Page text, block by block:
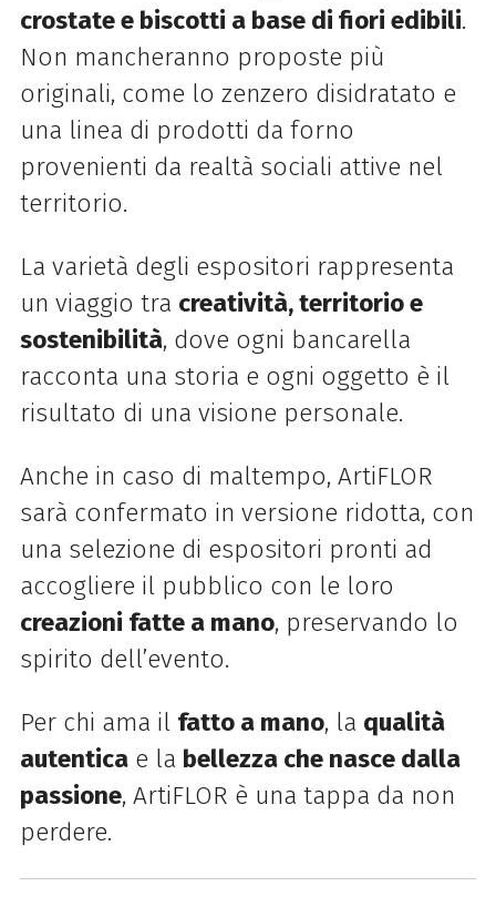
crostate e biscotti a base di fiori edibili.
Non mancheranno proposte più
originali, come lo zenzero disidratato e
una linea di prodotti da forno
provenienti da realtà sociali attive nel
territorio.
La varietà degli espositori rappresenta
un viaggio tra creatività, territorio e
sostenibilità, dove ogni bancarella
racconta una storia e ogni oggetto è il
risultato di una visione personale.
Anche in caso di maltempo, ArtiFLOR
sarà confermato in versione ridotta, con
una selezione di espositori pronti ad
accogliere il pubblico con le loro
creazioni fatte a mano, preservando lo
spirito dell’evento.
Per chi ama il fatto a mano, la qualità
autenticae la bellezza che nasce dalla
passione, ArtiFLOR è una tappa da non
perdere.